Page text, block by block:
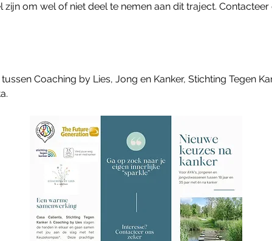
om wel of niet deel te nemen aan dit traject.
Coaching by Lies, Jong en Kanker, Stichting Tegen